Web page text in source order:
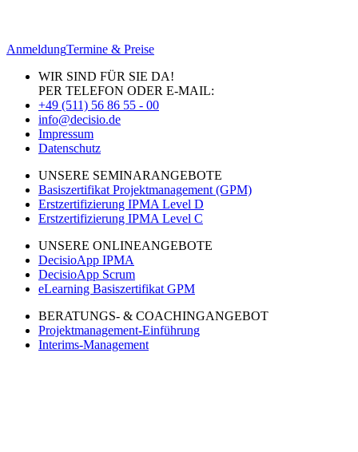
AnmeldungTermine & Preise
WIR SIND FÜR SIE DA!
PER TELEFON ODER E-MAIL:
+49 (511) 56 86 55 - 00
info@decisio.de
Impressum
Datenschutz
UNSERE SEMINARANGEBOTE
Basiszertifikat Projektmanagement (GPM)
Erstzertifizierung IPMA Level D
Erstzertifizierung IPMA Level C
UNSERE ONLINEANGEBOTE
DecisioApp IPMA
DecisioApp Scrum
eLearning Basiszertifikat GPM
BERATUNGS- & COACHINGANGEBOT
Projektmanagement-Einführung
Interims-Management